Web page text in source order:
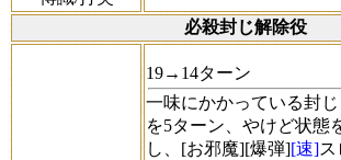
必殺封じ解除役
19→14ターン
一味にかかっている封
を5ターン、やけど状態
し、[お邪魔][爆弾][速]